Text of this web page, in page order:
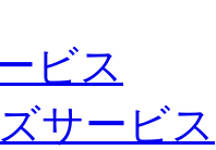
ビス
サービス